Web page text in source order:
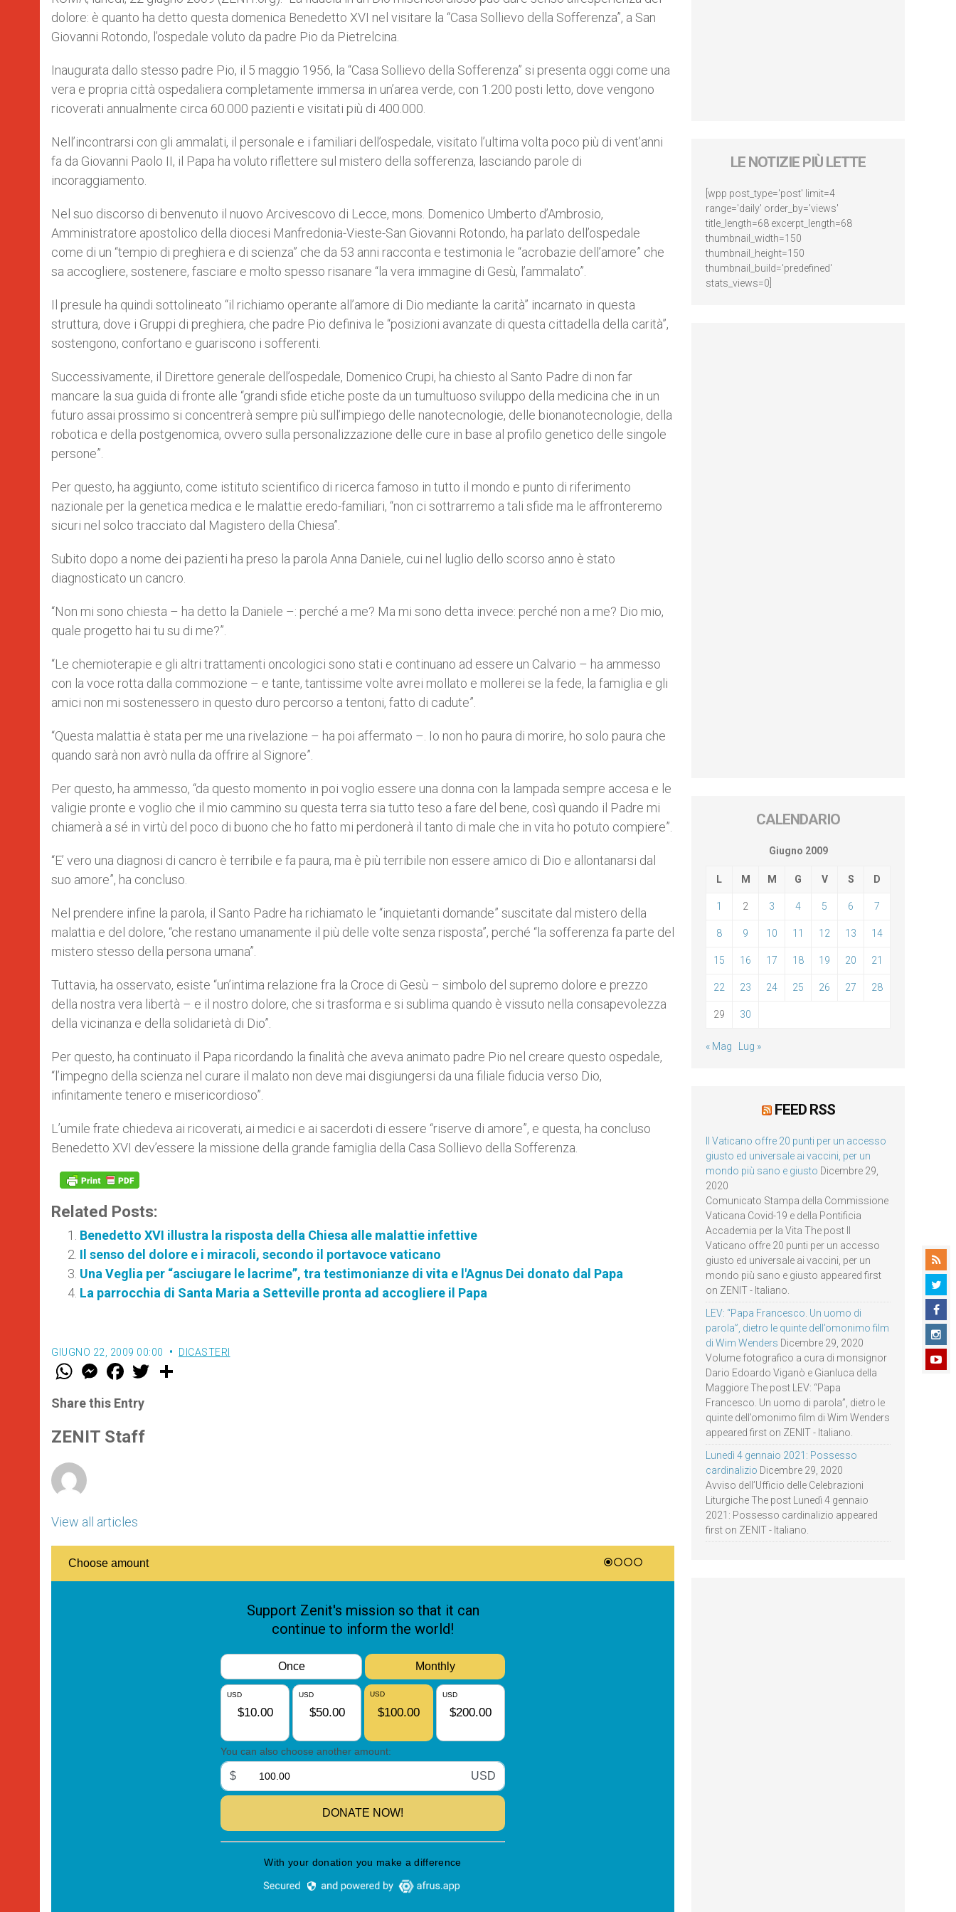
dolore: è quanto ha detto questa domenica Benedetto XVI nel visitare la “Casa Sollievo della Sofferenza”, a San
Giovanni Rotondo, l’ospedale voluto da padre Pio da Pietrelcina.
Inaugurata dallo stesso padre Pio, il 5 maggio 1956, la “Casa Sollievo della Sofferenza” si presenta oggi come una
vera e propria città ospedaliera completamente immersa in un’area verde, con 1.200 posti letto, dove vengono
ricoverati annualmente circa 60.000 pazienti e visitati più di 400.000.
Nell’incontrarsi con gli ammalati, il personale e i familiari dell’ospedale, visitato l’ultima volta poco più di vent’anni
fa da Giovanni Paolo II, il Papa ha voluto riflettere sul mistero della sofferenza, lasciando parole di
incoraggiamento.
Nel suo discorso di benvenuto il nuovo Arcivescovo di Lecce, mons. Domenico Umberto d’Ambrosio,
Amministratore apostolico della diocesi Manfredonia-Vieste-San Giovanni Rotondo, ha parlato dell’ospedale
come di un “tempio di preghiera e di scienza” che da 53 anni racconta e testimonia le “acrobazie dell’amore” che
sa accogliere, sostenere, fasciare e molto spesso risanare “la vera immagine di Gesù, l’ammalato”.
Il presule ha quindi sottolineato “il richiamo operante all’amore di Dio mediante la carità” incarnato in questa
struttura, dove i Gruppi di preghiera, che padre Pio definiva le “posizioni avanzate di questa cittadella della carità”,
sostengono, confortano e guariscono i sofferenti.
Successivamente, il Direttore generale dell’ospedale, Domenico Crupi, ha chiesto al Santo Padre di non far
mancare la sua guida di fronte alle “grandi sfide etiche poste da un tumultuoso sviluppo della medicina che in un
futuro assai prossimo si concentrerà sempre più sull’impiego delle nanotecnologie, delle bionanotecnologie, della
robotica e della postgenomica, ovvero sulla personalizzazione delle cure in base al profilo genetico delle singole
persone”.
Per questo, ha aggiunto, come istituto scientifico di ricerca famoso in tutto il mondo e punto di riferimento
nazionale per la genetica medica e le malattie eredo-familiari, “non ci sottrarremo a tali sfide ma le affronteremo
sicuri nel solco tracciato dal Magistero della Chiesa”.
Subito dopo a nome dei pazienti ha preso la parola Anna Daniele, cui nel luglio dello scorso anno è stato
diagnosticato un cancro.
“Non mi sono chiesta – ha detto la Daniele –: perché a me? Ma mi sono detta invece: perché non a me? Dio mio,
quale progetto hai tu su di me?”.
“Le chemioterapie e gli altri trattamenti oncologici sono stati e continuano ad essere un Calvario – ha ammesso
con la voce rotta dalla commozione – e tante, tantissime volte avrei mollato e mollerei se la fede, la famiglia e gli
amici non mi sostenessero in questo duro percorso a tentoni, fatto di cadute”.
“Questa malattia è stata per me una rivelazione – ha poi affermato –. Io non ho paura di morire, ho solo paura che
quando sarà non avrò nulla da offrire al Signore”.
Per questo, ha ammesso, “da questo momento in poi voglio essere una donna con la lampada sempre accesa e le
valigie pronte e voglio che il mio cammino su questa terra sia tutto teso a fare del bene, così quando il Padre mi
chiamerà a sé in virtù del poco di buono che ho fatto mi perdonerà il tanto di male che in vita ho potuto compiere”.
“E’ vero una diagnosi di cancro è terribile e fa paura, ma è più terribile non essere amico di Dio e allontanarsi dal
suo amore”, ha concluso.
Nel prendere infine la parola, il Santo Padre ha richiamato le “inquietanti domande” suscitate dal mistero della
malattia e del dolore, “che restano umanamente il più delle volte senza risposta”, perché “la sofferenza fa parte del
mistero stesso della persona umana”.
Tuttavia, ha osservato, esiste “un’intima relazione fra la Croce di Gesù – simbolo del supremo dolore e prezzo
della nostra vera libertà – e il nostro dolore, che si trasforma e si sublima quando è vissuto nella consapevolezza
della vicinanza e della solidarietà di Dio”.
Per questo, ha continuato il Papa ricordando la finalità che aveva animato padre Pio nel creare questo ospedale,
“l’impegno della scienza nel curare il malato non deve mai disgiungersi da una filiale fiducia verso Dio,
infinitamente tenero e misericordioso”.
L’umile frate chiedeva ai ricoverati, ai medici e ai sacerdoti di essere “riserve di amore”, e questa, ha concluso
Benedetto XVI dev’essere la missione della grande famiglia della Casa Sollievo della Sofferenza.
Related Posts:
Benedetto XVI illustra la risposta della Chiesa alle malattie infettive
Il senso del dolore e i miracoli, secondo il portavoce vaticano
Una Veglia per “asciugare le lacrime”, tra testimonianze di vita e l'Agnus Dei donato dal Papa
La parrocchia di Santa Maria a Setteville pronta ad accogliere il Papa
GIUGNO 22, 2009 00:00 DICASTERI
W
t
s
p
p
M
e
s
e
g
e
F
a
e
b
o
k
w
Share this Entry
ZENIT Staff
View all articles
LE NOTIZIE PIÙ LETTE
[wpp post_type='post' limit=4
range='daily' order_by='views'
title_length=68 excerpt_length=68
thumbnail_width=150
thumbnail_height=150
thumbnail_build='predefined'
stats_views=0]
CALENDARIO
Giugno 2009
L M M G V S D
1 2 3 4 5 6 7
8 9 10 11 12 13 14
15 16 17 18 19 20 21
22 23 24 25 26 27 28
29 30
« Mag Lug »
FEED RSS
Il Vaticano offre 20 punti per un accesso
giusto ed universale ai vaccini, per un
mondo più sano e giusto Dicembre 29,
2020
Comunicato Stampa della Commissione
Vaticana Covid-19 e della Pontificia
Accademia per la Vita The post Il
Vaticano offre 20 punti per un accesso
giusto ed universale ai vaccini, per un
mondo più sano e giusto appeared first
on ZENIT - Italiano.
LEV: “Papa Francesco. Un uomo di
parola”, dietro le quinte dell’omonimo film
di Wim Wenders Dicembre 29, 2020
Volume fotografico a cura di monsignor
Dario Edoardo Viganò e Gianluca della
Maggiore The post LEV: “Papa
Francesco. Un uomo di parola”, dietro le
quinte dell’omonimo film di Wim Wenders
appeared first on ZENIT - Italiano.
Lunedì 4 gennaio 2021: Possesso
cardinalizio Dicembre 29, 2020
Avviso dell’Ufficio delle Celebrazioni
Liturgiche The post Lunedì 4 gennaio
2021: Possesso cardinalizio appeared
first on ZENIT - Italiano.